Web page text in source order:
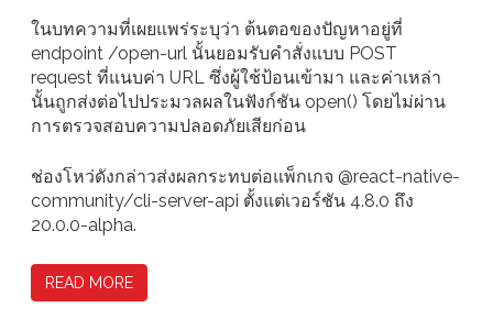
ในบทความที่เผยแพร่ระบุว่า ต้นตอของปัญหาอยู่ที่
endpoint /open-url นั้นยอมรับคำสั่งแบบ POST
request ที่แนบค่า URL ซึ่งผู้ใช้ป้อนเข้ามา และค่าเหล่า
นั้นถูกส่งต่อไปประมวลผลในฟังก์ชัน open() โดยไม่ผ่าน
การตรวจสอบความปลอดภัยเสียก่อน
ช่องโหว่ดังกล่าวส่งผลกระทบต่อแพ็กเกจ @react-native-
community/cli-server-api ตั้งแต่เวอร์ชัน 4.8.0 ถึง
20.0.0-alpha.
READ MORE